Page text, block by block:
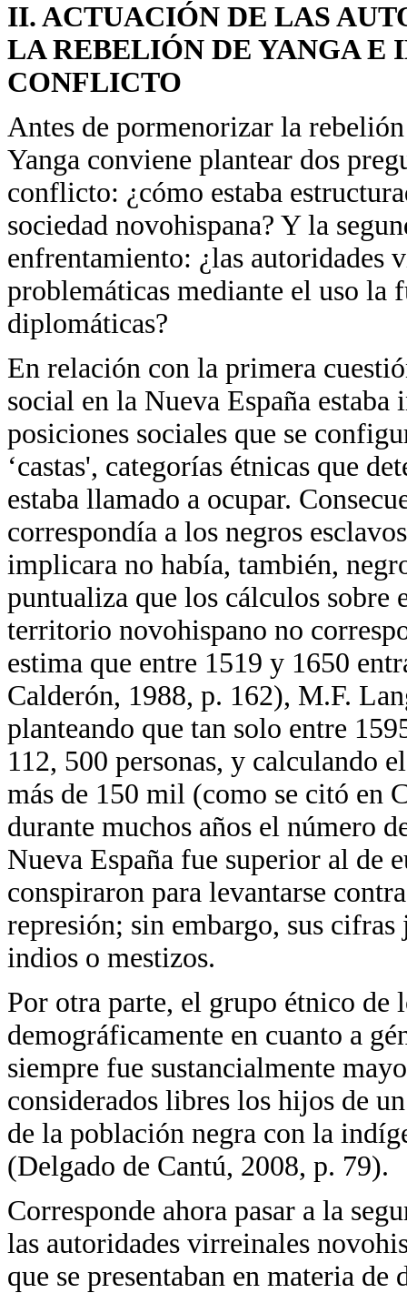
II. ACTUACIÓN DE LAS
LA REBELIÓN DE YANGA E
CONFLICTO
Antes de pormenorizar la
Yanga conviene plantear dos
conflicto: ¿cómo estaba
sociedad novohispana? Y la
enfrentamiento: ¿las autoridades
problemáticas mediante el uso la
diplomáticas?
En relación con la primera
social en la Nueva España
posiciones sociales que se
‘castas', categorías étnicas que
estaba llamado a ocupar.
correspondía a los negros
implicara no había, también,
puntualiza que los cálculos sobre
territorio novohispano no
estima que entre 1519 y 1650
Calderón, 1988, p. 162), M.F.
planteando que tan solo entre
112, 500 personas, y calculando
más de 150 mil (como se citó en
durante muchos años el número
Nueva España fue superior al de
conspiraron para levantarse
represión; sin embargo, sus cifras
indios o mestizos.
Por otra parte, el grupo étnico de
demográficamente en cuanto a
siempre fue sustancialmente
considerados libres los hijos de
de la población negra con la
(Delgado de Cantú, 2008, p. 79).
Corresponde ahora pasar a la
las autoridades virreinales
que se presentaban en materia de